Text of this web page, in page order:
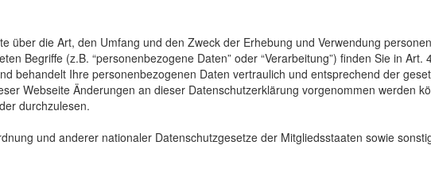
über die Art, den Umfang und den Zweck der Erhebung und Verwendung
Begriffe (z.B. “personenbezogene Daten” oder “Verarbeitung”) finden Sie in Art.
behandelt Ihre personenbezogenen Daten vertraulich und entsprechend der
Webseite Änderungen an dieser Datenschutzerklärung vorgenommen werden
durchzulesen.
und anderer nationaler Datenschutzgesetze der Mitgliedsstaaten sowie